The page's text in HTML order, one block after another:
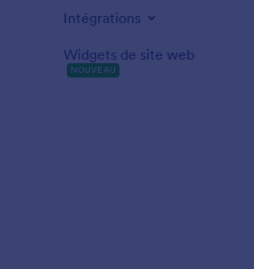
Intégrations
Widgets de site web
NOUVEAU